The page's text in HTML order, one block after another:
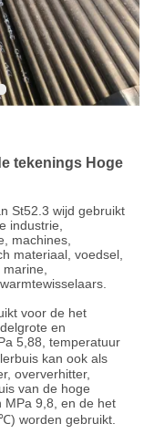
tekenings Hoge
St52.3 wijd gebruikt
industrie,
machines,
materiaal, voedsel,
marine,
voor de het
en
5,88, temperatuur
kan ook als
oververhitter,
van de hoge
MPa 9,8, en de het
worden gebruikt.